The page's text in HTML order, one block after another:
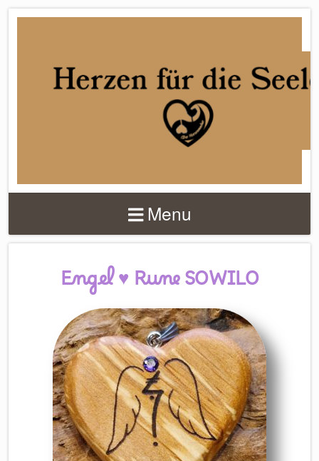
HERZENMACHER
Menu
Engel ♥ Rune SOWILO